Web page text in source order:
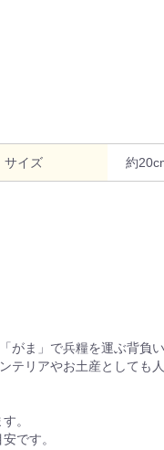
サイズ 約
ま」で兵糧を運ぶ背負
リアやお土産としても人
。
です。